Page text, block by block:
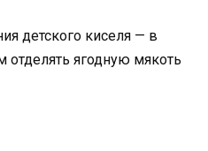
детского киселя — в
отделять ягодную мякоть